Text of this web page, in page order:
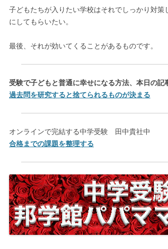
子どもたちが入りたい学校はそれでしっかり対
にしてもらいたい。
最後、それが効いてくることがあるものです。
受験で子どもと普通に幸せになる方法、本日の記
過去問を研究すると捨てられるものが決まる
オンラインで完結する中学受験 田中貴社中
合格までの課題を整理する